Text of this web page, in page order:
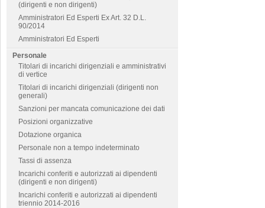
(dirigenti e non dirigenti)
Amministratori Ed Esperti Ex Art. 32 D.L.
90/2014
Amministratori Ed Esperti
Personale
Titolari di incarichi dirigenziali e amministrativi
di vertice
Titolari di incarichi dirigenziali (dirigenti non
generali)
Sanzioni per mancata comunicazione dei dati
Posizioni organizzative
Dotazione organica
Personale non a tempo indeterminato
Tassi di assenza
Incarichi conferiti e autorizzati ai dipendenti
(dirigenti e non dirigenti)
Incarichi conferiti e autorizzati ai dipendenti
triennio 2014-2016